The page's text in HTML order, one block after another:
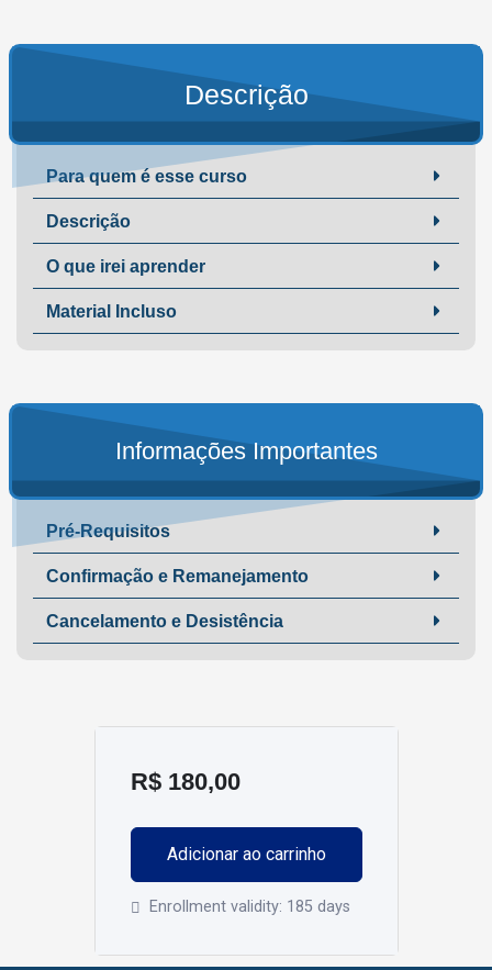
Descrição
Para quem é esse curso
Descrição
O que irei aprender
Material Incluso
Informações Importantes
Pré-Requisitos
Confirmação e Remanejamento
Cancelamento e Desistência
R$180,00
Adicionar ao carrinho
Enrollment validity: 185 days